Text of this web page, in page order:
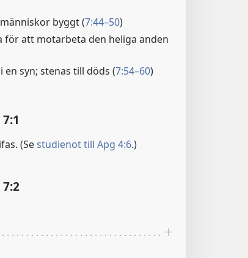
byggt (7:44–50)
för att motarbeta den heliga anden
en syn; stenas till döds (7:54–60)
(Sestudienot till Apg 4:6.)